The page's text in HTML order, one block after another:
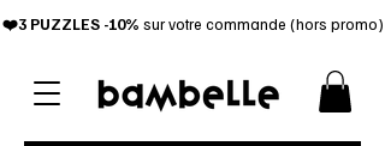
❤️3 PUZZLES -10% sur votre commande (hors promo)